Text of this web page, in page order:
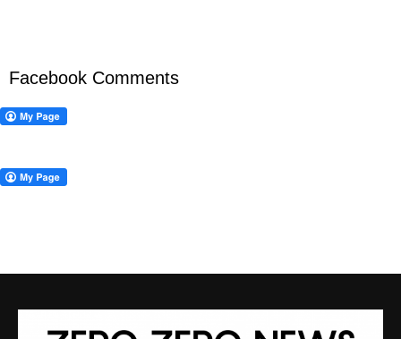
Facebook Comments